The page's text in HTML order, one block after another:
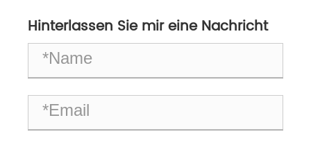
Hinterlassen Sie mir eine Nachricht